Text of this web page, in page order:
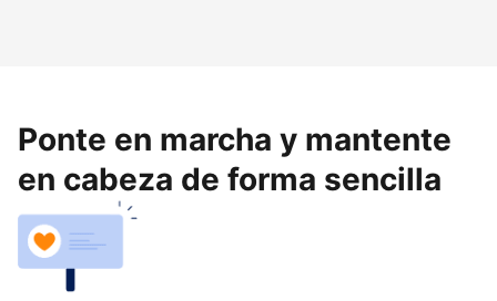
Ponte en marcha y mantente
en cabeza de forma sencilla